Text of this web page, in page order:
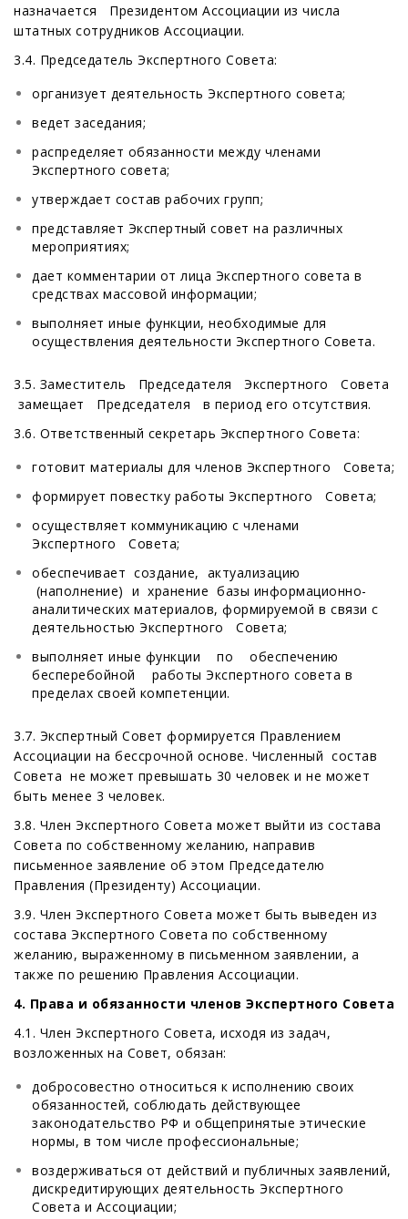
назначается Президентом Ассоциации из числа
штатных сотрудников Ассоциации.
3.4. Председатель Экспертного Совета:
организует деятельность Экспертного совета;
ведет заседания;
распределяет обязанности между членами
Экспертного совета;
утверждает состав рабочих групп;
представляет Экспертный совет на различных
мероприятиях;
дает комментарии от лица Экспертного совета в
средствах массовой информации;
выполняет иные функции, необходимые для
осуществления деятельности Экспертного Совета.
3.5. Заместитель Председателя Экспертного Совета
замещает Председателя в период его отсутствия.
3.6. Ответственный секретарь Экспертного Совета:
готовит материалы для членов Экспертного Совета;
формирует повестку работы Экспертного Совета;
осуществляет коммуникацию с членами
Экспертного Совета;
обеспечивает создание, актуализацию
(наполнение) и хранение базы информационно-
аналитических материалов, формируемой в связи с
деятельностью Экспертного Совета;
выполняет иные функции по обеспечению
бесперебойной работы Экспертного совета в
пределах своей компетенции.
3.7. Экспертный Совет формируется Правлением
Ассоциации на бессрочной основе. Численный состав
Совета не может превышать 30 человек и не может
быть менее 3 человек.
3.8. Член Экспертного Совета может выйти из состава
Совета по собственному желанию, направив
письменное заявление об этом Председателю
Правления (Президенту) Ассоциации.
3.9. Член Экспертного Совета может быть выведен из
состава Экспертного Совета по собственному
желанию, выраженному в письменном заявлении, а
также по решению Правления Ассоциации.
4. Права и обязанности членов Экспертного Совета
4.1. Член Экспертного Совета, исходя из задач,
возложенных на Совет, обязан:
добросовестно относиться к исполнению своих
обязанностей, соблюдать действующее
законодательство РФ и общепринятые этические
нормы, в том числе профессиональные;
воздерживаться от действий и публичных заявлений,
дискредитирующих деятельность Экспертного
Совета и Ассоциации;